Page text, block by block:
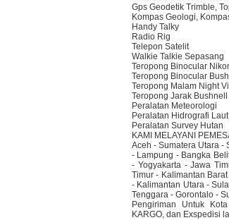
Gps Geodetik Trimble,
Kompas Geologi,
Handy Talky
Radio Rig
Telepon Satelit
Walkie Talkie Sepasang
Teropong Binocular
Teropong Binocular
Teropong Malam Night
Teropong Jarak
Peralatan Meteorologi
Peralatan Hidrografi
Peralatan Survey Hutan
KAMI MELAYANI
Aceh - Sumatera Utara -
- Lampung - Bangka
- Yogyakarta - Jawa
Timur - Kalimantan
- Kalimantan Utara -
Tenggara - Gorontalo -
Pengiriman Untuk
KARGO, dan Exspedisi